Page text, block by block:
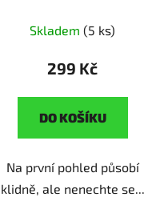
Skladem (5 ks)
299 Kč
DO KOŠÍKU
Na první pohled působí
klidně, ale nenechte se...